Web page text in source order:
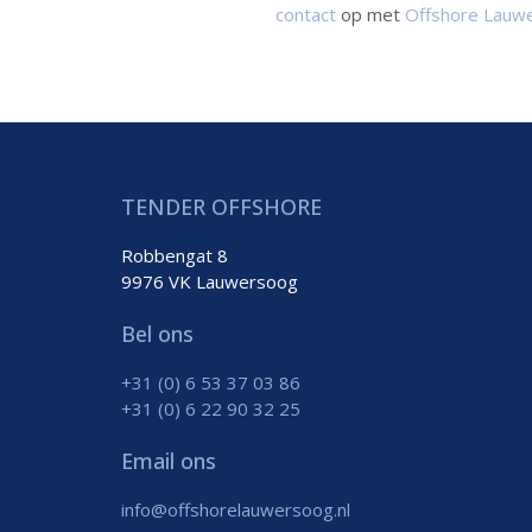
contact op met Offshore
TENDER OFFSHORE
Robbengat 8
9976 VK Lauwersoog
Bel ons
+31 (0) 6 53 37 03 86
+31 (0) 6 22 90 32 25
Email ons
info@offshorelauwersoog.nl